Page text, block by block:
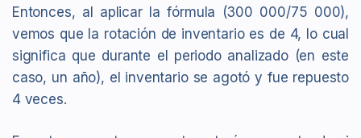
Entonces, al aplicar la fórmula (300 000/75 000),
vemos que la rotación de inventario es de 4, lo cual
significa que durante el periodo analizado (en este
caso, un año), el inventario se agotó y fue repuesto
4 veces.